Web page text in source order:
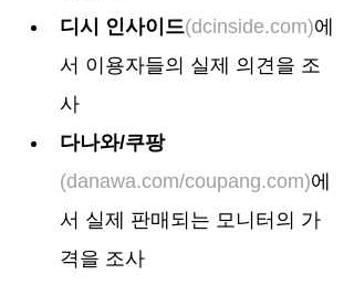
디시 인사이드(dcinside.com)에
서 이용자들의 실제 의견을 조
사
다나와/쿠팡
(danawa.com/coupang.com)에
서 실제 판매되는 모니터의 가
격을 조사